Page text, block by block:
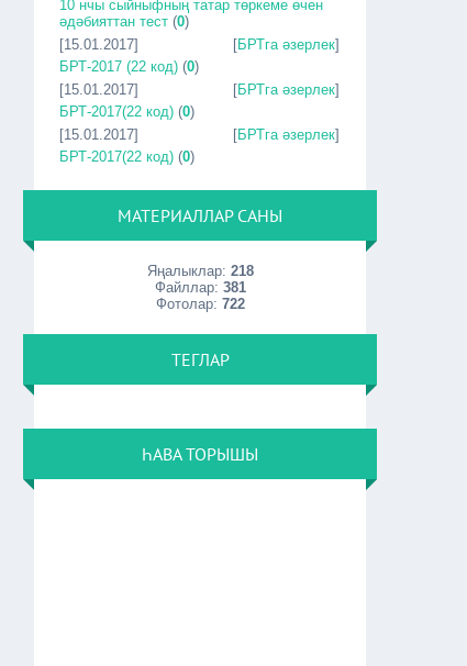
10 нчы сыйныфның татар төркеме өчен
әдәбияттан тест (0)
[15.01.2017]
[БРТга әзерлек]
БРТ-2017 (22 код) (0)
[15.01.2017]
[БРТга әзерлек]
БРТ-2017(22 код) (0)
[15.01.2017]
[БРТга әзерлек]
БРТ-2017(22 код) (0)
МАТЕРИАЛЛАР САНЫ
Яңалыклар: 218
Файллар: 381
Фотолар: 722
ТЕГЛАР
ҺАВА ТОРЫШЫ